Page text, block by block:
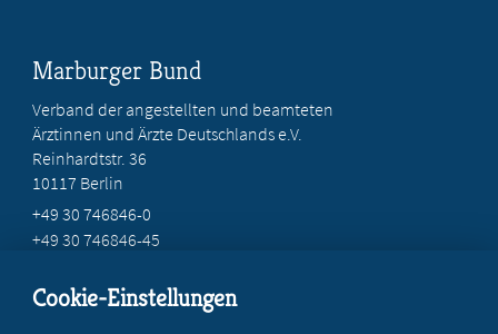
Marburger Bund
Verband der angestellten und beamteten
Ärztinnen und Ärzte Deutschlands e.V.
Reinhardtstr. 36
10117 Berlin
+49 30 746846-0
+49 30 746846-45
Cookie-Einstellungen